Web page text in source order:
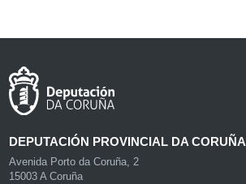
DEPUTACIÓN PROVINCIAL DA CORUÑA
Avenida Porto da Coruña, 2
15003 A Coruña